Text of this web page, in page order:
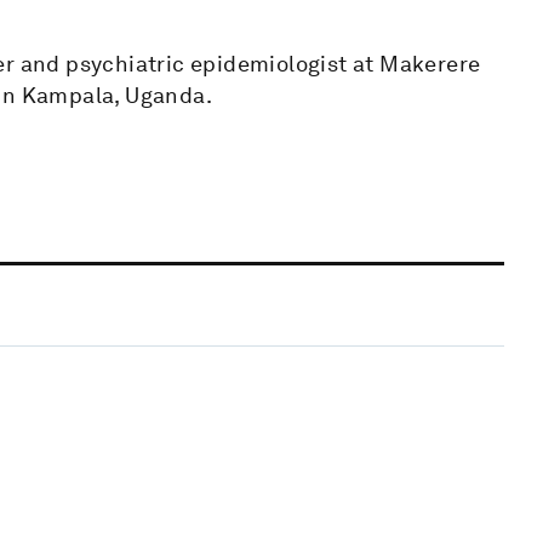
and psychiatric epidemiologist at Makerere
Kampala, Uganda.